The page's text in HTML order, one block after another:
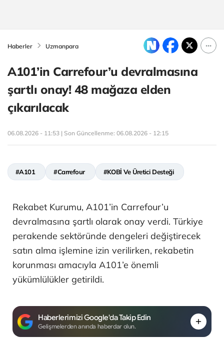
Haberler Uzmanpara
A101’in Carrefour’u devralmasına
şartlı onay! 48 mağaza elden
çıkarılacak
06.08.2026 - 11:53 | Son Güncellenme: 06.08.2026 - 12:15
#A101 #Carrefour #KOBİ Ve Üretici Desteği
Rekabet Kurumu, A101’in Carrefour’u
devralmasına şartlı olarak onay verdi. Türkiye
perakende sektöründe dengeleri değiştirecek
satın alma işlemine izin verilirken, rekabetin
korunması amacıyla A101’e önemli
yükümlülükler getirildi.
Haberlerimizi Google'da Takip Edin
Gelişmelerden anında haberdar olun.